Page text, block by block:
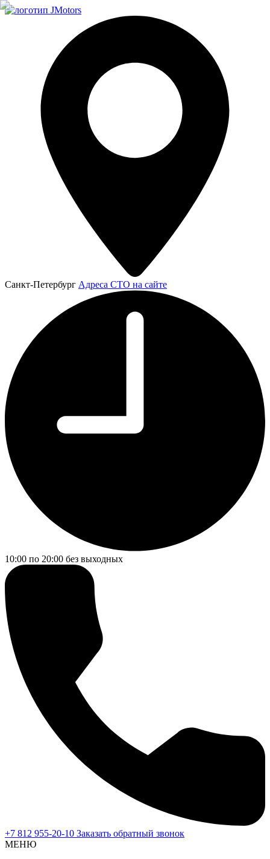
Санкт-Петербург Адреса СТО на сайте
10:00 по 20:00 без выходных
+7 812 955-20-10 Заказать обратный звонок
МЕНЮ